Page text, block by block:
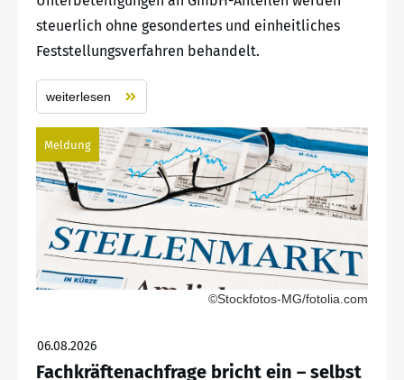
steuerlich ohne gesondertes und einheitliches
Feststellungsverfahren behandelt.
weiterlesen
Meldung
©Stockfotos-MG/fotolia.com
06.08.2026
Fachkräftenachfrage bricht ein – selbst